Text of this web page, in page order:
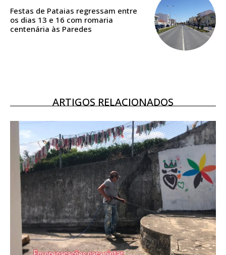
Acesso aos conteúdos Exclusivos para
assinantes
Ofertas para assinatura anual
Festas de Pataias regressam entre
os dias 13 e 16 com romaria
centenária às Paredes
ARTIGOS RELACIONADOS